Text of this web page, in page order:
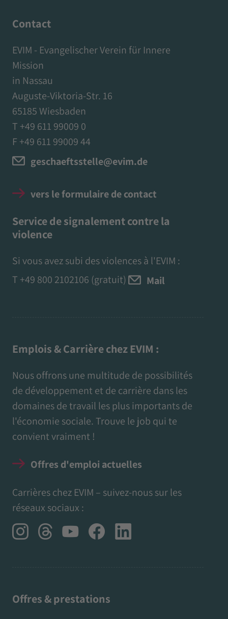
Contact
EVIM - Evangelischer Verein für Innere
Mission
in Nassau
Auguste-Viktoria-Str. 16
65185 Wiesbaden
T +49 611 99009 0
F +49 611 99009 44
geschaeftsstelle@evim.de
vers le formulaire de contact
Service de signalement contre la
violence
Si vous avez subi des violences à l'EVIM :
T +49 800 2102106 (gratuit) Mail
Emplois & Carrière chez EVIM :
Nous offrons une multitude de possibilités
de développement et de carrière dans les
domaines de travail les plus importants de
l'économie sociale. Trouve le job qui te
convient vraiment !
Offres d'emploi actuelles
Carrières chez EVIM – suivez-nous sur les
réseaux sociaux :
Offres & prestations